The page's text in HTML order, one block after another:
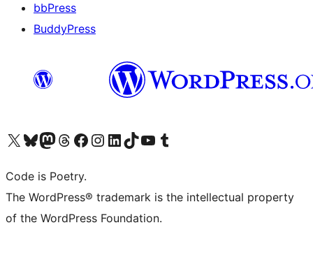
bbPress
BuddyPress
Navštivte náš účet na X (dříve Twitter)
Navštivte náš Bluesky účetNavštivte náš účet Mastodon
Navštivte náš Threads účetNavštivte naši stránku na Facebooku
Navštivte náš Instagram účetNavštivte náš LinkedIn účetNavštivte náš TikTok účetNavštivte náš YouTube kanálNavštivte náš Tumblr účet
Code is Poetry.
The WordPress® trademark is the intellectual property
of the WordPress Foundation.